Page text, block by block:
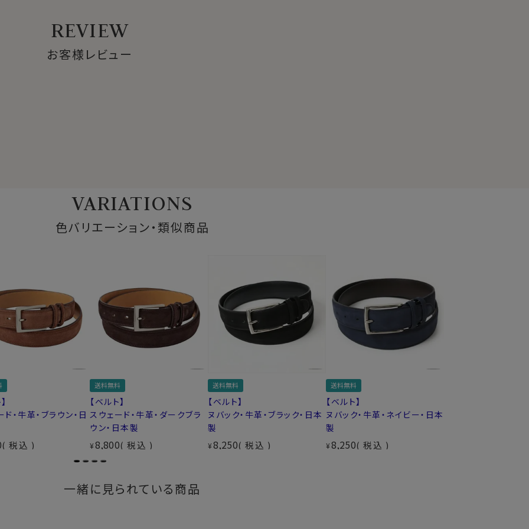
REVIEW
お客様レビュー
VARIATIONS
色バリエーション・類似商品
・牛革・ブラウン・日
税込
【ベルト】
スウェード・牛革・ダークブラ
ウン・日本製
送料無料
¥8,800 税込
【ベルト】
ヌバック・牛革・ブラック・日本
製
送料無料
¥8,250 税込
【ベルト】
ヌバック・牛革・ネイビー・日本
製
送料無料
¥8,250 税込
一緒に見られている商品